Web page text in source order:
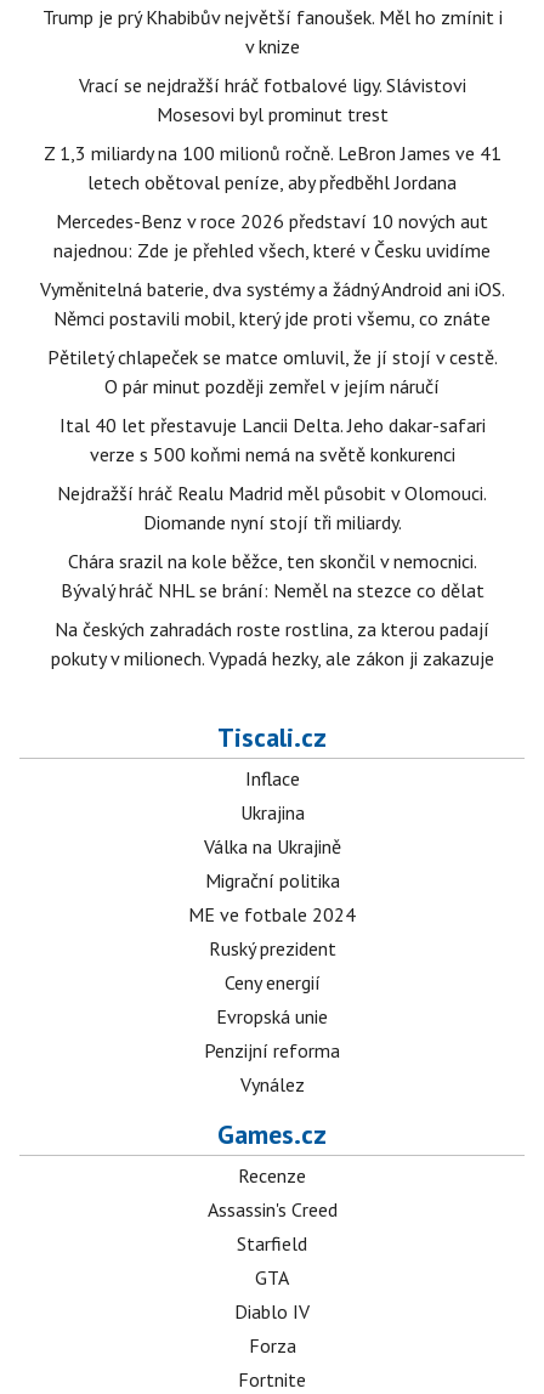
Trump je prý Khabibův největší fanoušek. Měl ho zmínit i
v knize
Vrací se nejdražší hráč fotbalové ligy. Slávistovi
Mosesovi byl prominut trest
Z 1,3 miliardy na 100 milionů ročně. LeBron James ve 41
letech obětoval peníze, aby předběhl Jordana
Mercedes-Benz v roce 2026 představí 10 nových aut
najednou: Zde je přehled všech, které v Česku uvidíme
Vyměnitelná baterie, dva systémy a žádný Android ani iOS.
Němci postavili mobil, který jde proti všemu, co znáte
Pětiletý chlapeček se matce omluvil, že jí stojí v cestě.
O pár minut později zemřel v jejím náručí
Ital 40 let přestavuje Lancii Delta. Jeho dakar-safari
verze s 500 koňmi nemá na světě konkurenci
Nejdražší hráč Realu Madrid měl působit v Olomouci.
Diomande nyní stojí tři miliardy.
Chára srazil na kole běžce, ten skončil v nemocnici.
Bývalý hráč NHL se brání: Neměl na stezce co dělat
Na českých zahradách roste rostlina, za kterou padají
pokuty v milionech. Vypadá hezky, ale zákon ji zakazuje
Tiscali.cz
Inflace
Ukrajina
Válka na Ukrajině
Migrační politika
ME ve fotbale 2024
Ruský prezident
Ceny energií
Evropská unie
Penzijní reforma
Vynález
Games.cz
Recenze
Assassin's Creed
Starfield
GTA
Diablo IV
Forza
Fortnite